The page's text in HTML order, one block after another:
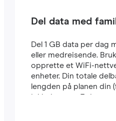
Del data med
Del 1 GB data per dag
eller medreisende.
opprette et WiFi-
enheter. Din totale
lengden på planen din
inkluderer en 7-dagers